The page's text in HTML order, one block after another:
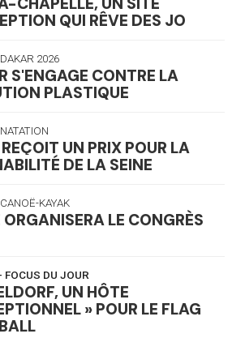
QUI RÊVE DES JO
2026
S'ENGAGE CONTRE LA
PLASTIQUE
UN PRIX POUR LA
DE LA SEINE
KAYAK
ORGANISERA LE CONGRÈS
FOCUS DU JOUR
UN HÔTE
» POUR LE FLAG